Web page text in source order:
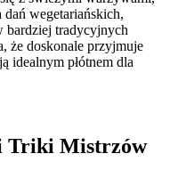
dań wegetariańskich,
bardziej tradycyjnych
że doskonale przyjmuje
idealnym płótnem dla
Triki Mistrzów